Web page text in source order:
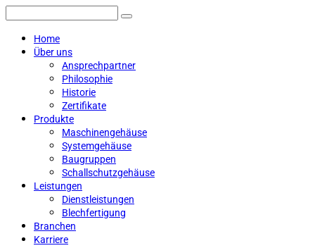
Home
Über uns
Ansprechpartner
Philosophie
Historie
Zertifikate
Produkte
Maschinengehäuse
Systemgehäuse
Baugruppen
Schallschutzgehäuse
Leistungen
Dienstleistungen
Blechfertigung
Branchen
Karriere